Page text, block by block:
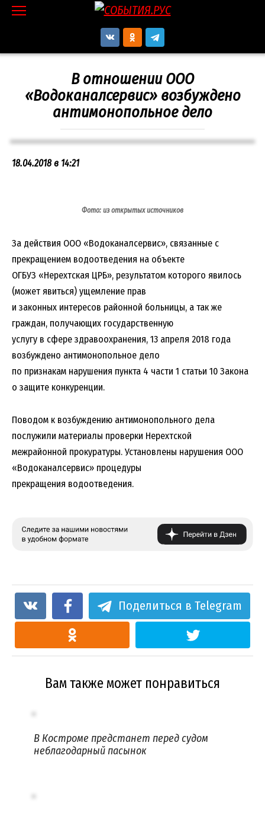
Перейти
В отношении ООО
«Водоканалсервис» возбуждено
антимонопольное дело
18.04.2018 в 14:21
Фото: из открытых источников
За действия ООО «Водоканалсервис», связанные с
прекращением водоотведения на объекте
ОГБУЗ «Нерехтская ЦРБ», результатом которого явилось
(может явиться) ущемление прав
и законных интересов районной больницы, а так же
граждан, получающих государственную
услугу в сфере здравоохранения, 13 апреля 2018 года
возбуждено антимонопольное дело
по признакам нарушения пункта 4 части 1 статьи 10 Закона
о защите конкуренции.
Поводом к возбуждению антимонопольного дела
послужили материалы проверки Нерехтской
межрайонной прокуратуры. Установлены нарушения ООО
«Водоканалсервис» процедуры
прекращения водоотведения.
Поделиться в Telegram
Вам также может понравиться
В Костроме предстанет перед судом
неблагодарный пасынок